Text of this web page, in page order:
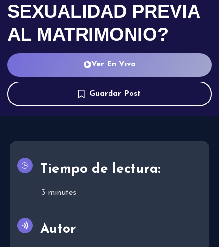
SEXUALIDAD PREVIA
AL MATRIMONIO?
Ver En Vivo
Guardar Post
Tiempo de lectura:
3 minutes
Autor